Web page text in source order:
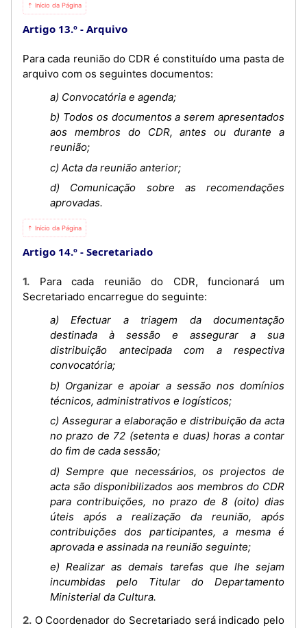
⇡ Início da Página
Artigo 13.º Arquivo
Para cada reunião do CDR é constituído uma pasta de
arquivo com os seguintes documentos:
a) Convocatória e agenda;
b) Todos os documentos a serem apresentados
aos membros do CDR, antes ou durante a
reunião;
c) Acta da reunião anterior;
d) Comunicação sobre as recomendações
aprovadas.
⇡ Início da Página
Artigo 14.º Secretariado
1. Para cada reunião do CDR, funcionará um
Secretariado encarregue do seguinte:
a) Efectuar a triagem da documentação
destinada à sessão e assegurar a sua
distribuição antecipada com a respectiva
convocatória;
b) Organizar e apoiar a sessão nos domínios
técnicos, administrativos e logísticos;
c) Assegurar a elaboração e distribuição da acta
no prazo de 72 (setenta e duas) horas a contar
do fim de cada sessão;
d) Sempre que necessários, os projectos de
acta são disponibilizados aos membros do CDR
para contribuições, no prazo de 8 (oito) dias
úteis após a realização da reunião, após
contribuições dos participantes, a mesma é
aprovada e assinada na reunião seguinte;
e) Realizar as demais tarefas que lhe sejam
incumbidas pelo Titular do Departamento
Ministerial da Cultura.
2. O Coordenador do Secretariado será indicado pelo